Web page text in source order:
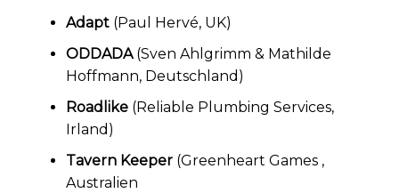
Adapt(Paul Hervé, UK)
ODDADA(Sven Ahlgrimm & Mathilde
Hoffmann, Deutschland)
Roadlike(Reliable Plumbing Services,
Irland)
Tavern Keeper(Greenheart Games ,
Australien